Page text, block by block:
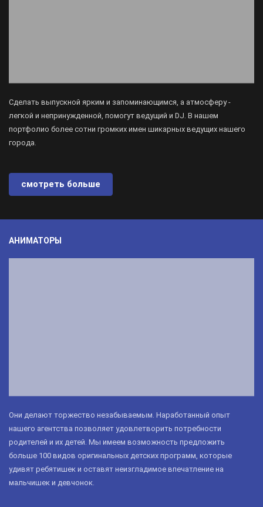
Сделать выпускной ярким и запоминающимся, а атмосферу -
легкой и непринужденной, помогут ведущий и DJ. В нашем
портфолио более сотни громких имен шикарных ведущих нашего
города.
смотреть больше
АНИМАТОРЫ
Они делают торжество незабываемым. Наработанный опыт
нашего агентства позволяет удовлетворить потребности
родителей и их детей. Мы имеем возможность предложить
больше 100 видов оригинальных детских программ, которые
удивят ребятишек и оставят неизгладимое впечатление на
мальчишек и девчонок.